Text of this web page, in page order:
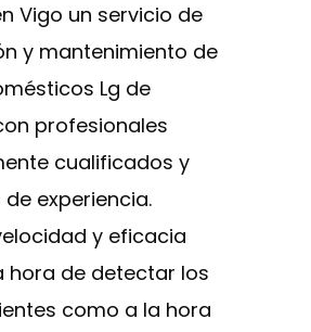
Vigo un servicio de
y mantenimiento de
Lg de
profesionales
cualificados y
experiencia.
y eficacia
hora de detectar los
como a la hora